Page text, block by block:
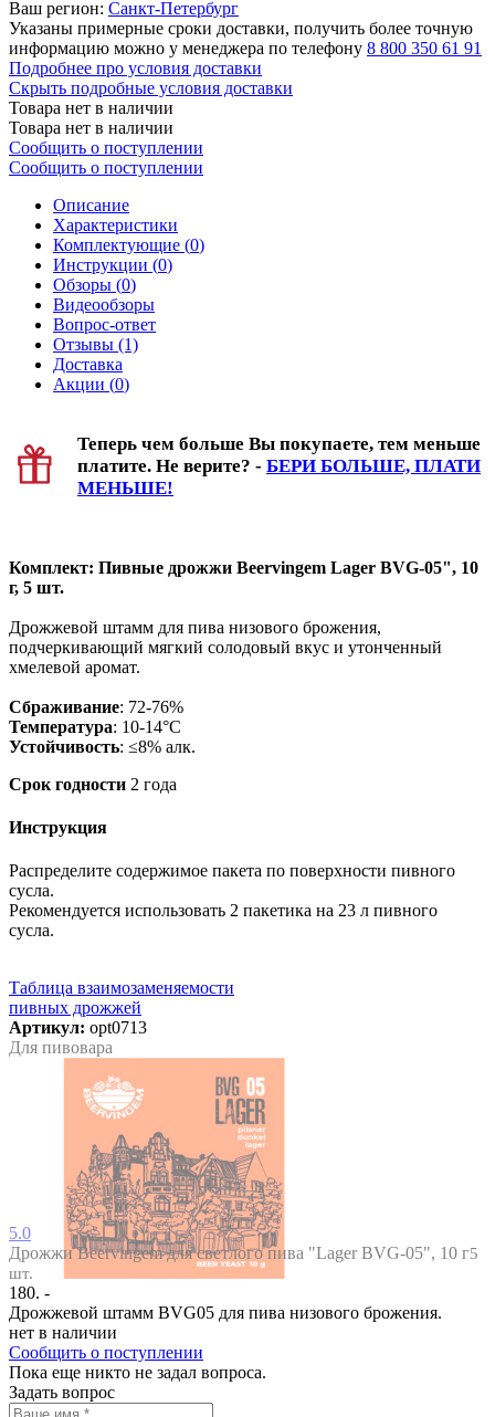
Ваш регион: Санкт-Петербург
Указаны примерные сроки доставки, получить более точную
информацию можно у менеджера по телефону 8 800 350 61 91
Подробнее про условия доставки
Скрыть подробные условия доставки
Товара нет в наличии
Товара нет в наличии
Сообщить о поступлении
Сообщить о поступлении
Описание
Характеристики
Комплектующие (0)
Инструкции (0)
Обзоры (0)
Видеообзоры
Вопрос-ответ
Отзывы (1)
Доставка
Акции (0)
Теперь чем больше Вы покупаете, тем меньше
платите. Не верите? - БЕРИ БОЛЬШЕ, ПЛАТИ
МЕНЬШЕ!
Комплект: Пивные дрожжи Beervingem Lager BVG-05", 10
г, 5 шт.
Дрожжевой штамм для пива низового брожения,
подчеркивающий мягкий солодовый вкус и утонченный
хмелевой аромат.
Сбраживание: 72-76%
Температура: 10-14°C
Устойчивость: ≤8% алк.
Срок годности 2 года
Инструкция
Распределите содержимое пакета по поверхности пивного
сусла.
Рекомендуется использовать 2 пакетика на 23 л пивного
сусла.
Таблица взаимозаменяемости
пивных дрожжей
Артикул: opt0713
Для пивовара
5.0
Дрожжи Beervingem для светлого пива "Lager BVG-05", 10 г5
шт.
180. -
Дрожжевой штамм BVG05 для пива низового брожения.
нет в наличии
Сообщить о поступлении
Пока еще никто не задал вопроса.
Задать вопрос